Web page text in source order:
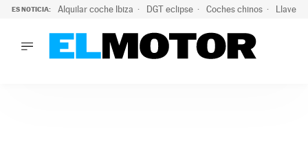
ES NOTICIA: Alquilar coche Ibiza DGT eclipse Coches chinos Llaves